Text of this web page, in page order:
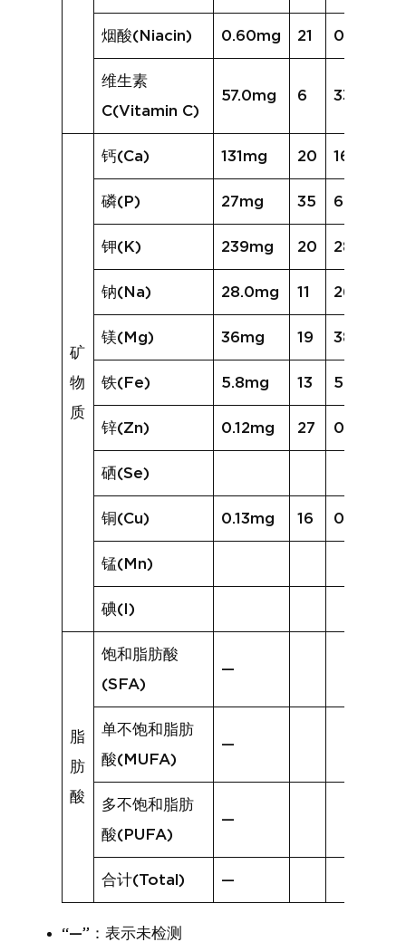
烟酸(Niacin) 0.60mg 21 0.77mg
维生素
C(Vitamin C)
57.0mg 6 33.8mg
矿
物
质
钙(Ca) 131mg 20 167mg
磷(P) 27mg 35 62mg
钾(K) 239mg 20 288mg
钠(Na) 28.0mg 11 26.2mg
镁(Mg) 36mg 19 38mg
铁(Fe) 5.8mg 13 5.1mg
锌(Zn) 0.12mg 27 0.55mg
硒(Se)
铜(Cu) 0.13mg 16 0.20mg
锰(Mn)
碘(I)
脂
肪
酸
饱和脂肪酸
(SFA)
—
单不饱和脂肪
酸(MUFA)
—
多不饱和脂肪
酸(PUFA)
—
合计(Total) —
“—”：表示未检测